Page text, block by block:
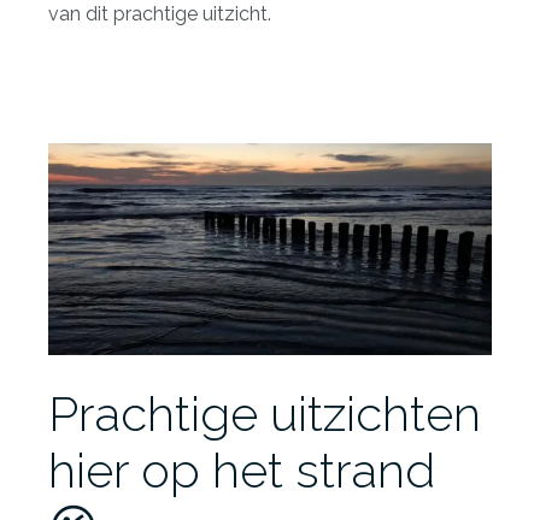
van dit prachtige uitzicht.
Prachtige uitzichten
hier op het strand